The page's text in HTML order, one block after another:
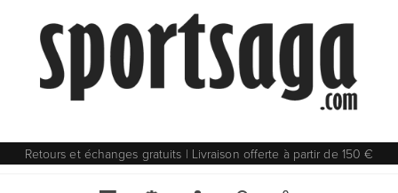
Retours et échanges gratuits | Livraison offerte à partir de 150 €